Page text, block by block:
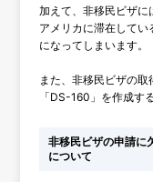
加えて、非移民ビザに
アメリカに滞在してい
になってしまいます。
また、非移民ビザの
「DS-160」を作成す
非移民ビザの申請に
について